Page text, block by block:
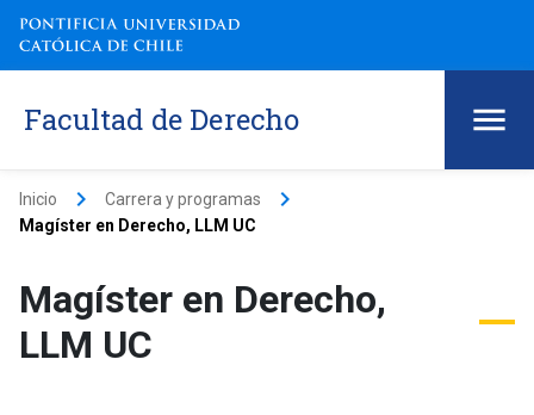
Facultad de Derecho
Inicio keyboard_arrow_right Carrera y programas keyboard_arrow_right
Magíster en Derecho, LLM UC
Magíster en Derecho,
LLM UC